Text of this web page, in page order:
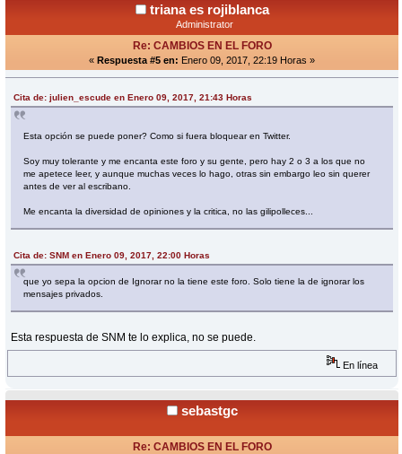
triana es rojiblanca
Administrator
Re: CAMBIOS EN EL FORO
« Respuesta #5 en: Enero 09, 2017, 22:19 Horas »
Cita de: julien_escude en Enero 09, 2017, 21:43 Horas
Esta opción se puede poner? Como si fuera bloquear en Twitter.
Soy muy tolerante y me encanta este foro y su gente, pero hay 2 o 3 a los que no
me apetece leer, y aunque muchas veces lo hago, otras sin embargo leo sin querer
antes de ver al escribano.
Me encanta la diversidad de opiniones y la critica, no las gilipolleces...
Cita de: SNM en Enero 09, 2017, 22:00 Horas
que yo sepa la opcion de Ignorar no la tiene este foro. Solo tiene la de ignorar los
mensajes privados.
Esta respuesta de SNM te lo explica, no se puede.
En línea
sebastgc
Re: CAMBIOS EN EL FORO